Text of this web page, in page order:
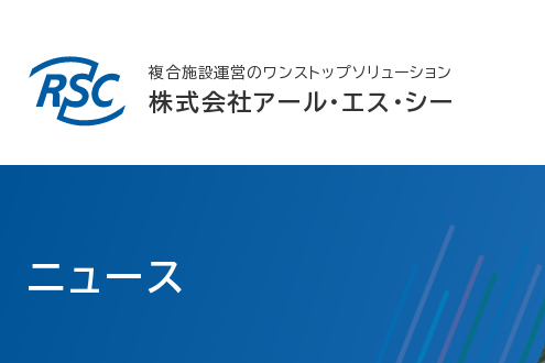
content
複合施設運営のワンストップソリューション
株式会社アール・エス・シー
ニュース